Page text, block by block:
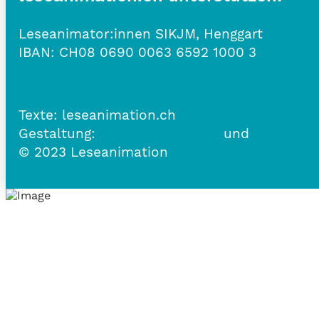
Leseanimator:innen SIKJM, Henggart
IBAN: CH08 0690 0063 6592 1000 3
Texte: leseanimation.ch
Gestaltung:
und
© 2023 Leseanimation